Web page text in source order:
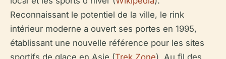
Reconnaissant le potentiel de la ville, le rink
intérieur moderne a ouvert ses portes en 1995,
établissant une nouvelle référence pour les sites
sportifs de glace en Asie (Trek Zone). Au fil des